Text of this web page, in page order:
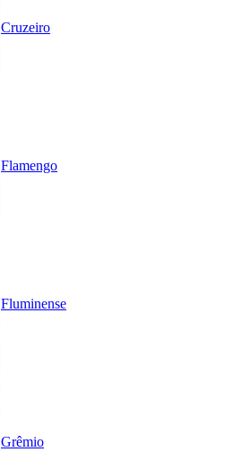
Cruzeiro
Flamengo
Fluminense
Grêmio